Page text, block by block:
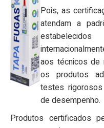
Pois, as
atendam a
aos técnicos de
os produtos
testes
de desempenho.
Produtos certificados